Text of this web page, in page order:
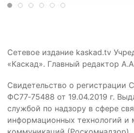
Сетевое издание kaskad.tv
«Каскад». Главный редактор
Свидетельство о
ФС77‑75488 от 19.04.2019 г.
службой по надзору в сфере
информационных технологий и